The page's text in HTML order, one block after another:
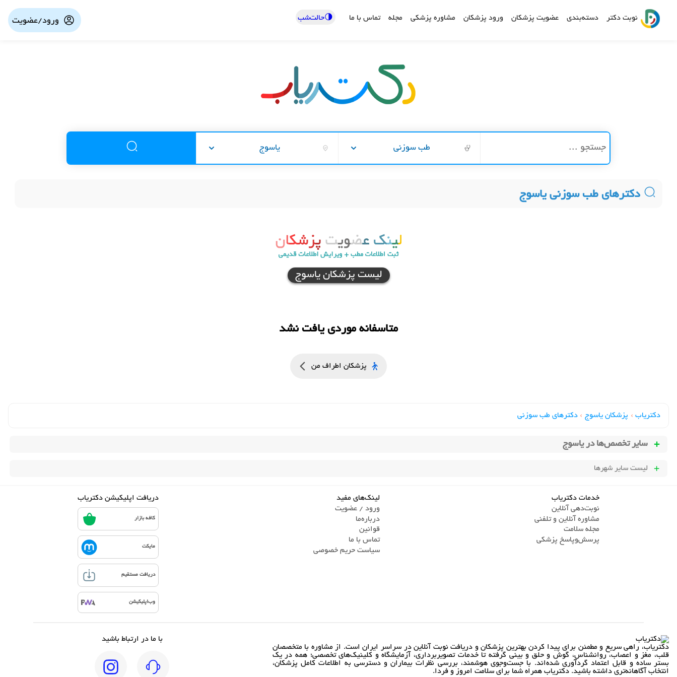
نوبت دکتر دسته‌بندی عضویت پزشکان ورود پزشکان مشاوره پزشکی مجله تماس با ما 🌗حالت‌شب ورود/عضویت
طب سوزنی یاسوج
دکترهای طب سوزنی یاسوج
لیست پزشکان یاسوج
متاسفانه موردی یافت نشد
پزشکان اطراف من
دکتریاب › پزشکان یاسوج › دکترهای طب سوزني
سایر تخصص‌ها دریاسوج
لیست سایر شهرها
خدمات دکتریاب
نوبت‌دهی آنلاین
مشاوره آنلاین و تلفنی
مجله سلامت
پرسش‌و‌پاسخ پزشکی
لینک‌های مفید
ورود / عضویت
درباره‌ما
قوانین
تماس ‌با ما
سیاست حریم خصوصی
دریافت اپلیکیشن دکتریاب
کافه بازار
مایکت
دریافت مستقیم
وب‌اپلیکیشن
دکتریاب، راهی سریع و مطمئن برای پیدا کردن بهترین پزشکان و دریافت نوبت آنلاین در سراسر ایران است. از مشاوره با متخصصان
قلب، مغز و اعصاب، روانشناس، گوش و حلق و بینی گرفته تا خدمات تصویربرداری، آزمایشگاه و کلینیک‌های تخصصی؛ همه در یک
بستر ساده و قابل اعتماد گردآوری شده‌اند. با جست‌وجوی هوشمند، بررسی نظرات بیماران و دسترسی به اطلاعات کامل پزشکان،
انتخاب آگاهانه‌تری داشته باشید. دکتریاب همراه شما برای سلامت امروز و فردا.
با ما در ارتباط باشید